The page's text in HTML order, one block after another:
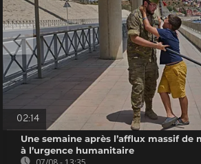
02:14
Une semaine après l’afflux massif de
à l’urgence humanitaire